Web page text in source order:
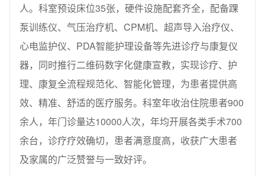
人。科室预设床位35张，硬件设施配套齐全，配备踝
泵训练仪、气压治疗机、CPM机、超声导入治疗仪、
心电监护仪、PDA智能护理设备等先进诊疗与康复仪
器，同时推行二维码数字化健康宣教，实现诊疗、护
理、康复全流程规范化、智能化管理，为患者提供高
效、精准、舒适的医疗服务。科室年收治住院患者900
余人，年门诊量达10000人次，年均开展各类手术700
余台，诊疗疗效确切，患者满意度高，收获广大患者
及家属的广泛赞誉与一致好评。